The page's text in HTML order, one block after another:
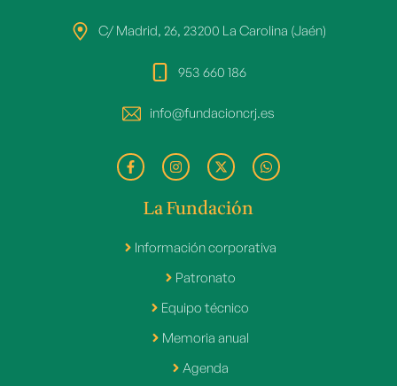
C/ Madrid, 26, 23200 La Carolina (Jaén)
953 660 186
info@fundacioncrj.es
La Fundación
Información corporativa
Patronato
Equipo técnico
Memoria anual
Agenda